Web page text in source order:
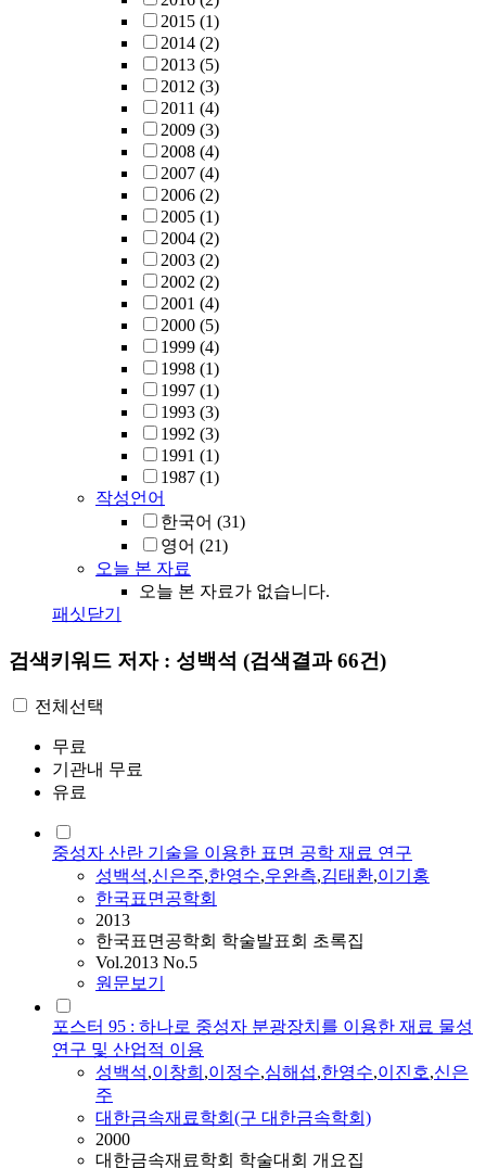
2015 (1)
2014 (2)
2013 (5)
2012 (3)
2011 (4)
2009 (3)
2008 (4)
2007 (4)
2006 (2)
2005 (1)
2004 (2)
2003 (2)
2002 (2)
2001 (4)
2000 (5)
1999 (4)
1998 (1)
1997 (1)
1993 (3)
1992 (3)
1991 (1)
1987 (1)
작성언어
한국어 (31)
영어 (21)
오늘 본 자료
오늘 본 자료가 없습니다.
패싯닫기
검색키워드 저자 : 성백석 (검색결과 66건)
전체선택
무료
기관내 무료
유료
중성자 산란 기술을 이용한 표면 공학 재료 연구
성백석,신은주,한영수,우완측,김태환,이기홍
한국표면공학회
2013
한국표면공학회 학술발표회 초록집
Vol.2013 No.5
원문보기
포스터 95 : 하나로 중성자 분광장치를 이용한 재료 물성
연구 및 산업적 이용
성백석,이창희 ,이정수,심해섭,한영수,이진호,신은
주
대한금속재료학회(구 대한금속학회)
2000
대한금속재료학회 학술대회 개요집